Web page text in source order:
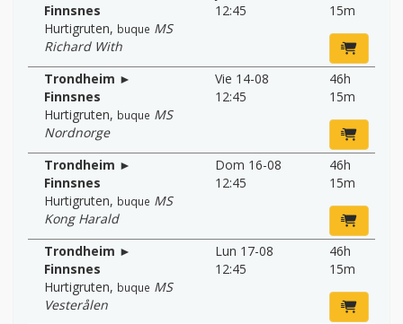
Finnsnes
Hurtigruten, buque MS
Richard With
12:45
15m
Trondheim ►
Finnsnes
Hurtigruten, buque MS
Nordnorge
Vie 14-08
12:45
46h
15m
Trondheim ►
Finnsnes
Hurtigruten, buque MS
Kong Harald
Dom 16-08
12:45
46h
15m
Trondheim ►
Finnsnes
Hurtigruten, buque MS
Vesterålen
Lun 17-08
12:45
46h
15m